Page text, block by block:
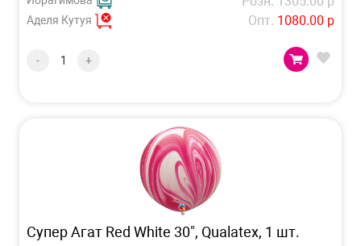
Аделя Кутуя
Опт. 1080.00 р
- +
Супер Агат Red White 30", Qualatex, 1 шт.